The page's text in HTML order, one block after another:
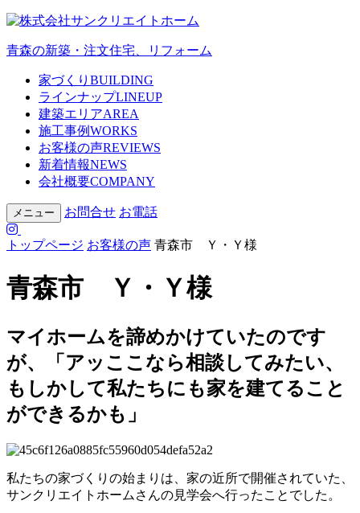
青森の新築・注文住宅、リフォーム
家づくり BUILDING
ラインナップLINEUP
建築エリアAREA
施工事例WORKS
お客様の声REVIEWS
新着情報NEWS
会社概要COMPANY
メニュー お問合せ お電話
トップページ お客様の声 青森市 Ｙ・Ｙ様
青森市 Ｙ・Ｙ様
マイホームを諦めかけていたのです
が、「アッここなら相談してみたい、
もしかして私たちにも家を建てること
ができるかも」
私たちの家づくりの始まりは、家の近所で開催されていた、
サンクリエイトホームさんの見学会へ行ったことでした。